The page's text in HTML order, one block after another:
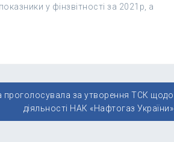
у фінзвітності за 2021р, а
проголосувала за утворення ТСК щодо
діяльності НАК «Нафтогаз України»